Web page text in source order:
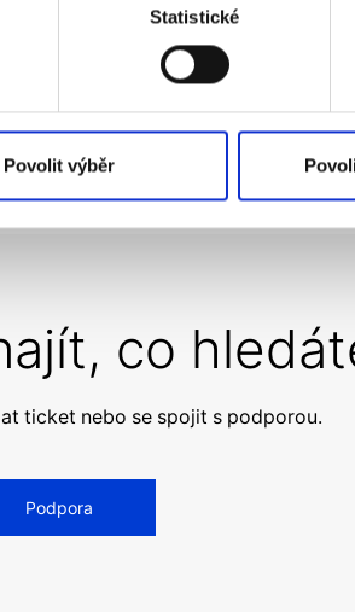
Statistické
Povolit výběr
co
ticket nebo se spojit s podporou.
Podpora